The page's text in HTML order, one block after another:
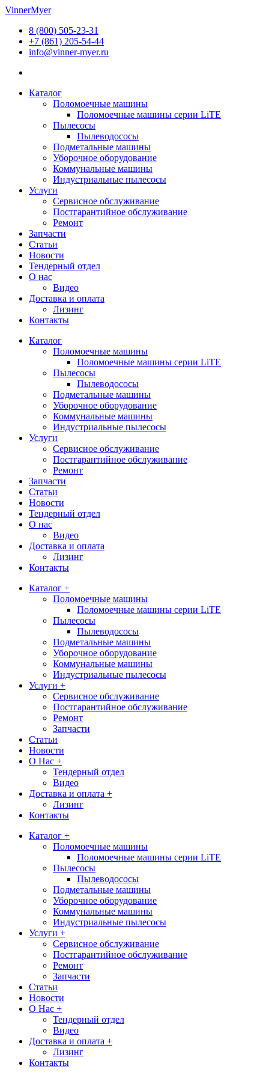
Перейти
содержимому
VinnerMyer
8 (800) 505-23-31
+7 (861) 205-54-44
info@vinner-myer.ru
Каталог
Поломоечные машины
Поломоечные машины серии LiTE
Пылесосы
Пылеводососы
Подметальные машины
Уборочное оборудование
Коммунальные машины
Индустриальные пылесосы
Услуги
Сервисное обслуживание
Постгарантийное обслуживание
Ремонт
Запчасти
Статьи
Новости
Тендерный отдел
О нас
Видео
Доставка и оплата
Лизинг
Контакты
Каталог
Поломоечные машины
Поломоечные машины серии LiTE
Пылесосы
Пылеводососы
Подметальные машины
Уборочное оборудование
Коммунальные машины
Индустриальные пылесосы
Услуги
Сервисное обслуживание
Постгарантийное обслуживание
Ремонт
Запчасти
Статьи
Новости
Тендерный отдел
О нас
Видео
Доставка и оплата
Лизинг
Контакты
Каталог +
Поломоечные машины
Поломоечные машины серии LiTE
Пылесосы
Пылеводососы
Подметальные машины
Уборочное оборудование
Коммунальные машины
Индустриальные пылесосы
Услуги +
Сервисное обслуживание
Постгарантийное обслуживание
Ремонт
Запчасти
Статьи
Новости
О Нас +
Тендерный отдел
Видео
Доставка и оплата +
Лизинг
Контакты
Каталог +
Поломоечные машины
Поломоечные машины серии LiTE
Пылесосы
Пылеводососы
Подметальные машины
Уборочное оборудование
Коммунальные машины
Индустриальные пылесосы
Услуги +
Сервисное обслуживание
Постгарантийное обслуживание
Ремонт
Запчасти
Статьи
Новости
О Нас +
Тендерный отдел
Видео
Доставка и оплата +
Лизинг
Контакты